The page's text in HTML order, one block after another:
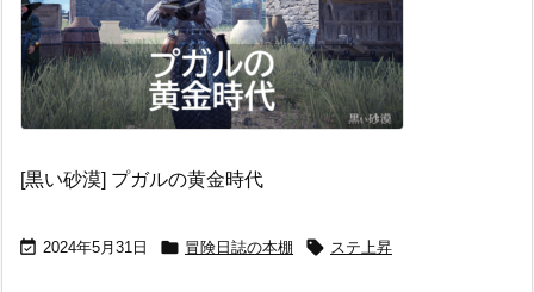
[黒い砂漠] プガルの黄金時代
 2024年5月31日  冒険日誌の本棚  ステ上昇